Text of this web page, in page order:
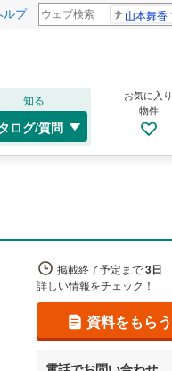
ルプ
知る
ログ/質問
お気に入り
物件
掲載終了予定まで3日
詳しい情報をチェック！
資料をもらう